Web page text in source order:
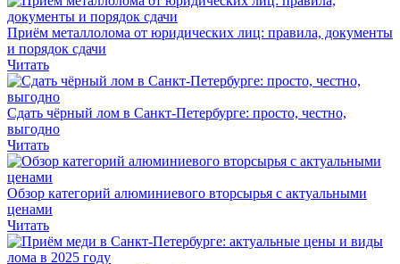
Приём металлолома от юридических лиц: правила, документы
и порядок сдачи
Читать
Сдать чёрный лом в Санкт-Петербурге: просто, честно,
выгодно
Читать
Обзор категорий алюминиевого вторсырья с актуальными
ценами
Читать